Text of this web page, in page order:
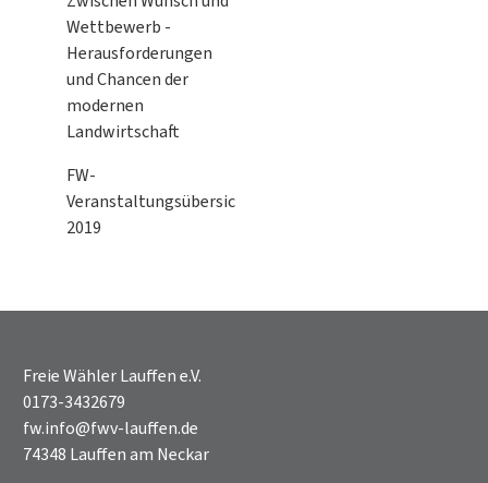
Wettbewerb -
Herausforderungen
und Chancen der
modernen
Landwirtschaft
FW-
Veranstaltungsübersicht
2019
Freie Wähler Lauffen e.V.
0173-3432679
fw.info@fwv-lauffen.de
74348 Lauffen am Neckar